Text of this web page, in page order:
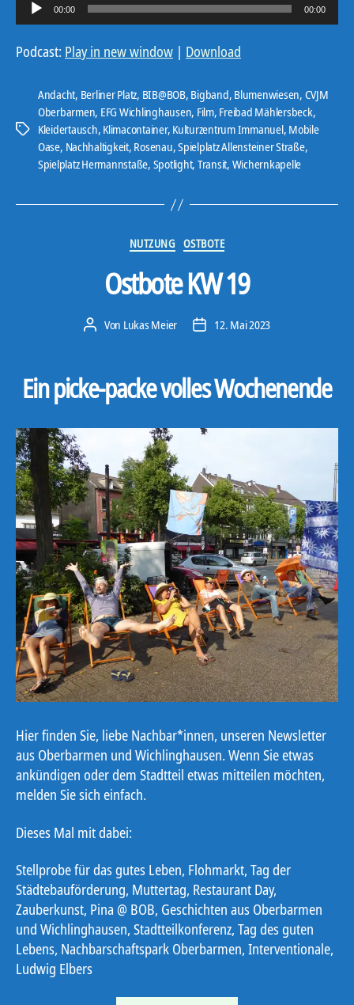
u
d
P
00:00 00:00
Podcast: Play in new window | Download
Schlagwörter
Andacht, Berliner Platz, BIB@BOB, Bigband, Blumenwiesen, CVJM
Oberbarmen, EFG Wichlinghausen, Film, Freibad Mählersbeck,
Kleidertausch, Klimacontainer, Kulturzentrum Immanuel, Mobile
Oase, Nachhaltigkeit, Rosenau,Spielplatz Allensteiner Straße,
Spielplatz Hermannstaße, Spotlight, Transit, Wichernkapelle
Kategorien
NUTZUNG OSTBOTE
Ostbote KW 19
Beitragsautor
Von Lukas Meier Veröffentlichungsdatum
12. Mai 2023
Ein picke-packe volles Wochenende
Hier finden Sie, liebe Nachbar*innen, unseren Newsletter
aus Oberbarmen und Wichlinghausen. Wenn Sie etwas
ankündigen oder dem Stadtteil etwas mitteilen möchten,
melden Sie sich einfach.
Dieses Mal mit dabei:
Stellprobe für das gutes Leben, Flohmarkt, Tag der
Städtebauförderung, Muttertag, Restaurant Day,
Zauberkunst, Pina @ BOB, Geschichten aus Oberbarmen
und Wichlinghausen, Stadtteilkonferenz, Tag des guten
Lebens, Nachbarschaftspark Oberbarmen, Interventionale,
Ludwig Elbers